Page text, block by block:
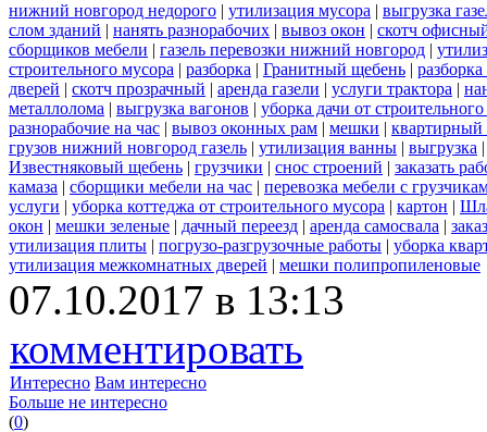
нижний новгород недорого | утилизация мусора | выгрузка
слом зданий | нанять разнорабочих | вывоз окон | скотч
сборщиков мебели | газель перевозки нижний новгород |
строительного мусора | разборка | Гранитный щебень |
дверей | скотч прозрачный | аренда газели | услуги трактора |
металлолома | выгрузка вагонов | уборка дачи от
разнорабочие на час | вывоз оконных рам | мешки | квартирный
грузов нижний новгород газель | утилизация ванны | выгрузка
Известняковый щебень | грузчики | снос строений | заказать
камаза | сборщики мебели на час | перевозка мебели с
услуги | уборка коттеджа от строительного мусора | картон |
окон | мешки зеленые | дачный переезд | аренда самосвала |
утилизация плиты | погрузо-разгрузочные работы | уборка
утилизация межкомнатных дверей | мешки полипропиленовые
07.10.2017 в 13:13
комментировать
Интересно Вам интересно
Больше не интересно
(0)